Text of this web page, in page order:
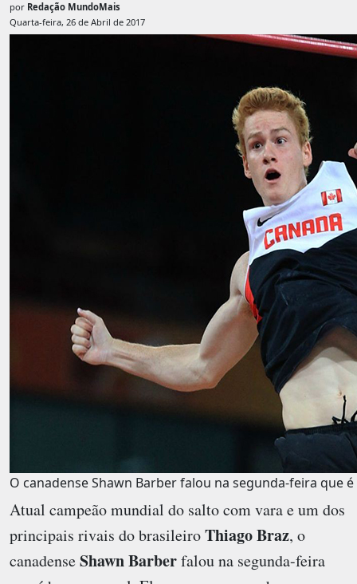
por Redação MundoMais
Quarta-feira, 26 de Abril de 2017
O canadense Shawn Barber falou na segunda-feira que
Atual campeão mundial do salto com vara e um dos
principais rivais do brasileiroThiago Braz, o
canadenseShawn Barberfalou na segunda-feira